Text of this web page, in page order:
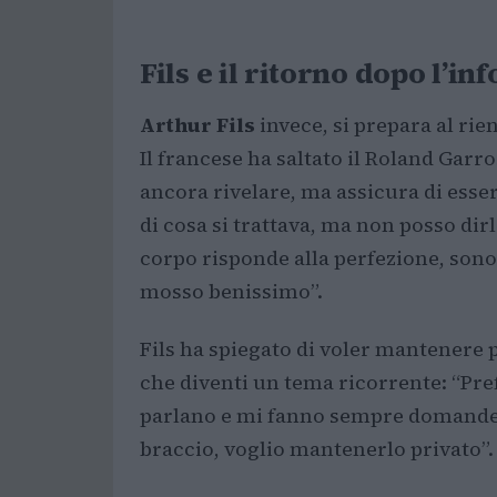
Fils e il ritorno dopo
Arthur Fils invece, si prepara al
Il francese ha saltato il Roland
ancora rivelare, ma assicura di
di cosa si trattava, ma non posso
corpo risponde alla perfezione,
mosso benissimo”.
Fils ha spiegato di voler
che diventi un tema ricorrente:
parlano e mi fanno sempre
braccio, voglio mantenerlo privato”.